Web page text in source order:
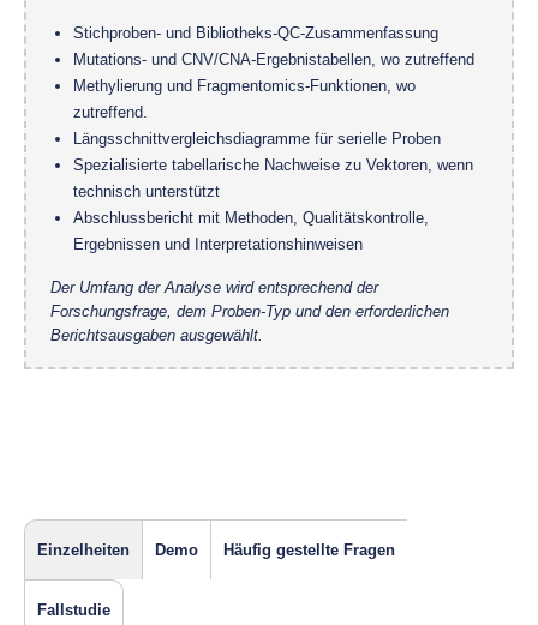
Stichproben- und Bibliotheks-QC-Zusammenfassung
Mutations- und CNV/CNA-Ergebnistabellen, wo zutreffend
Methylierung und Fragmentomics-Funktionen, wo
zutreffend.
Längsschnittvergleichsdiagramme für serielle Proben
Spezialisierte tabellarische Nachweise zu Vektoren, wenn
technisch unterstützt
Abschlussbericht mit Methoden, Qualitätskontrolle,
Ergebnissen und Interpretationshinweisen
Der Umfang der Analyse wird entsprechend der
Forschungsfrage, dem Proben-Typ und den erforderlichen
Berichtsausgaben ausgewählt.
Einzelheiten Demo Häufig gestellte Fragen
Fallstudie